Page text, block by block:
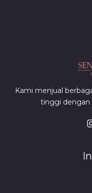
Kami menjual
tinggi dengan